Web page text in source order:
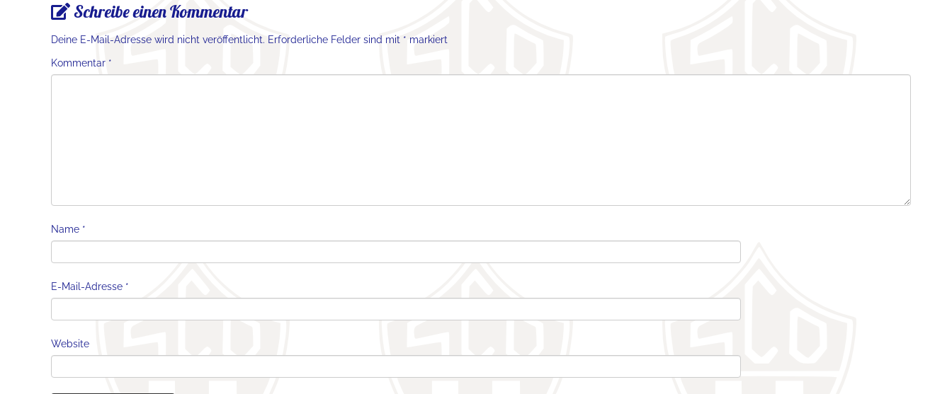
Schreibe einen Kommentar
Deine E-Mail-Adresse wird nicht veröffentlicht. Erforderliche Felder sind mit * markiert
Kommentar *
Name *
E-Mail-Adresse *
Website